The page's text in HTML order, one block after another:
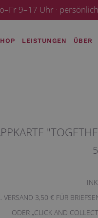
9–17 Uhr ·
LEISTUNGEN ÜBER
VERSAND 3,50 € FÜR
ODER „CLICK AND